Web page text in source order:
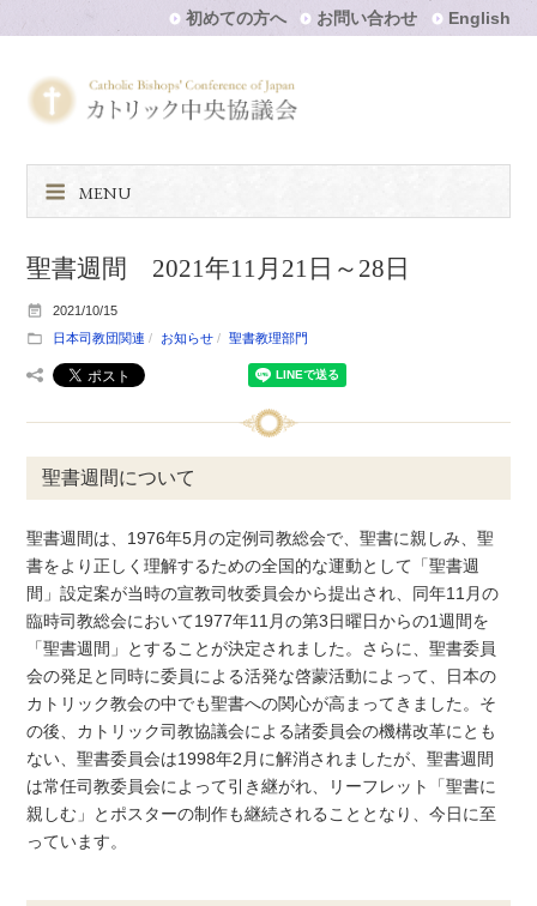
初めての方へ お問い合わせ English
MENU
聖書週間 2021年11月21日～28日
2021/10/15
日本司教団関連
お知らせ 聖書教理部門
聖書週間について
聖書週間は、1976年5月の定例司教総会で、聖書に親しみ、聖
書をより正しく理解するための全国的な運動として「聖書週
間」設定案が当時の宣教司牧委員会から提出され、同年11月の
臨時司教総会において1977年11月の第3日曜日からの1週間を
「聖書週間」とすることが決定されました。さらに、聖書委員
会の発足と同時に委員による活発な啓蒙活動によって、日本の
カトリック教会の中でも聖書への関心が高まってきました。そ
の後、カトリック司教協議会による諸委員会の機構改革にとも
ない、聖書委員会は1998年2月に解消されましたが、聖書週間
は常任司教委員会によって引き継がれ、リーフレット「聖書に
親しむ」とポスターの制作も継続されることとなり、今日に至
っています。